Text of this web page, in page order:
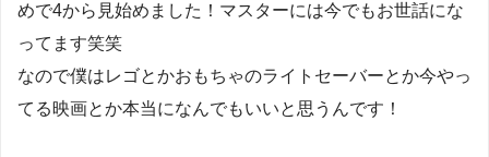
めで4から見始めました！マスターには今でもお世話にな
ってます笑笑
なので僕はレゴとかおもちゃのライトセーバーとか今やっ
てる映画とか本当になんでもいいと思うんです！